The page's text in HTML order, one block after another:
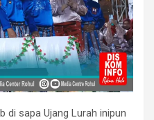
di sapa Ujang Lurah inipun